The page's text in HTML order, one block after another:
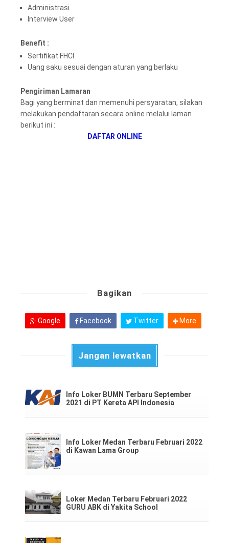
Administrasi
Interview User
Benefit :
Sertifikat FHCI
Uang saku sesuai dengan aturan yang berlaku
Pengiriman Lamaran
Bagi yang berminat dan memenuhi persyaratan, silakan
melakukan pendaftaran secara online melalui laman
berikut ini :
DAFTAR ONLINE
Bagikan
Google Facebook Twitter More
Jangan lewatkan
Info Loker BUMN Terbaru September
2021 di PT Kereta API Indonesia
Info Loker Medan Terbaru Februari 2022
di Kawan Lama Group
Loker Medan Terbaru Februari 2022
GURU ABK di Yakita School